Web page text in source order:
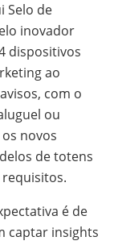
Selo de
inovador
dispositivos
ao
com o
ou
novos
de totens
é de
captar insights